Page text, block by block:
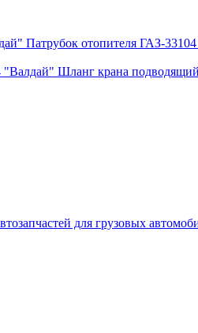
Патрубок отопителя ГАЗ-
Шланг крана